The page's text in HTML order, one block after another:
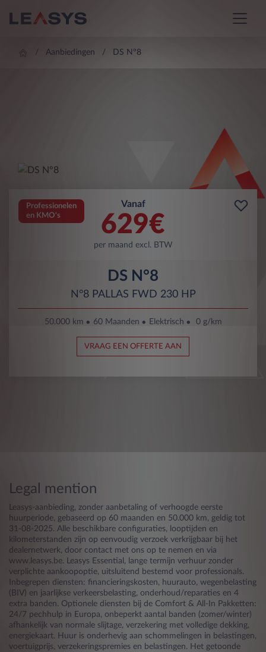
Aanbiedingen DS N°8
Professionelen
en KMO's
Vanaf
629€
per maand excl. BTW
DS N°8
N°8 PALLAS FWD 230 HP
50.000 km 60 Maanden Elektrisch 0 g/km
VRAAG EEN OFFERTE AAN
Legal mention
Leasys-aanbieding, zonder aanbetaling of verhoogde eerste
huurperiode, gebaseerd op 60 maanden en 50.000 km, geldig tot
31-08-2025. Alle beschikbare configuraties, looptijden en
kilometerstanden zijn op eenvoudig verzoek verkrijgbaar bij het
dealernetwerk, door contact met ons op te nemen en via
www.leasys.be. Leasys Essential, lange termijn verhuur zonder
verplichte aankoopoptie, uitsluitend bestemd voor professionals.
Inbegrepen diensten: financieringskosten, huurauto, wegenbelasting
(BIV) en jaarlijkse verkeersbelasting, onderhoud/reparaties en 4
extra banden. Optionele diensten bij de Comfort & All-In Pakketten:
24/7 pechhulp in Europa, onbeperkt aantal banden (zomer/winter)
afhankelijk van normale slijtage, verzekering met volledige dekking,
energiekaart. Huur is onderhevig aan schommelingen in belastingen,
voertuigprijs, verzekeringspremies en belastingen. Het getoonde